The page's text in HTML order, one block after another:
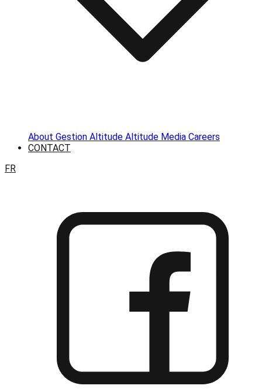
About Gestion Altitude Altitude Media Careers
CONTACT
FR